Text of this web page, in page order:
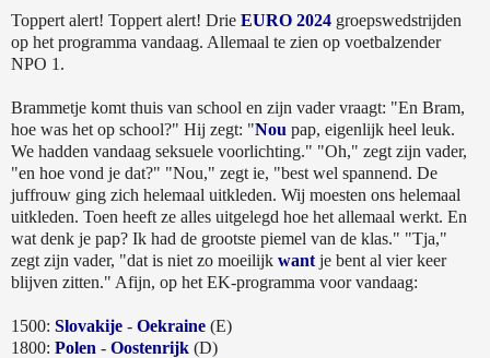
Toppert alert! Toppert alert! Drie EURO 2024 groepswedstrijden
op het programma vandaag. Allemaal te zien op voetbalzender
NPO 1.
Brammetje komt thuis van school en zijn vader vraagt: "En Bram,
hoe was het op school?" Hij zegt: "Nou pap, eigenlijk heel leuk.
We hadden vandaag seksuele voorlichting." "Oh," zegt zijn vader,
"en hoe vond je dat?" "Nou," zegt ie, "best wel spannend. De
juffrouw ging zich helemaal uitkleden. Wij moesten ons helemaal
uitkleden. Toen heeft ze alles uitgelegd hoe het allemaal werkt. En
wat denk je pap? Ik had de grootste piemel van de klas." "Tja,"
zegt zijn vader, "dat is niet zo moeilijk want je bent al vier keer
blijven zitten." Afijn, op het EK-programma voor vandaag:
1500: Slovakije - Oekraine (E)
1800: Polen - Oostenrijk (D)